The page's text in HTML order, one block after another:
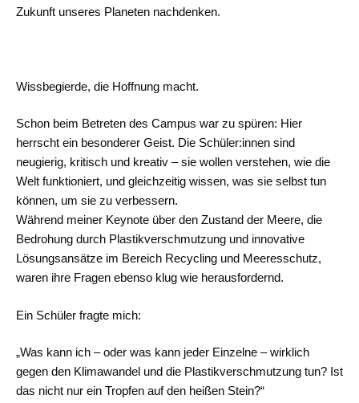
Zukunft unseres Planeten nachdenken.
Wissbegierde, die Hoffnung macht.
Schon beim Betreten des Campus war zu spüren: Hier
herrscht ein besonderer Geist. Die Schüler:innen sind
neugierig, kritisch und kreativ – sie wollen verstehen, wie die
Welt funktioniert, und gleichzeitig wissen, was sie selbst tun
können, um sie zu verbessern.
Während meiner Keynote über den Zustand der Meere, die
Bedrohung durch Plastikverschmutzung und innovative
Lösungsansätze im Bereich Recycling und Meeresschutz,
waren ihre Fragen ebenso klug wie herausfordernd.
Ein Schüler fragte mich:
„Was kann ich – oder was kann jeder Einzelne – wirklich
gegen den Klimawandel und die Plastikverschmutzung tun? Ist
das nicht nur ein Tropfen auf den heißen Stein?“